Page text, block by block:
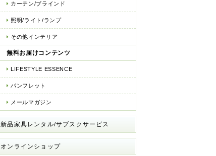
カーテン/ブラインド
照明/ライト/ランプ
その他インテリア
無料お届けコンテンツ
LIFESTYLE ESSENCE
パンフレット
メールマガジン
新品家具レンタル/サブスクサービス
オンラインショップ